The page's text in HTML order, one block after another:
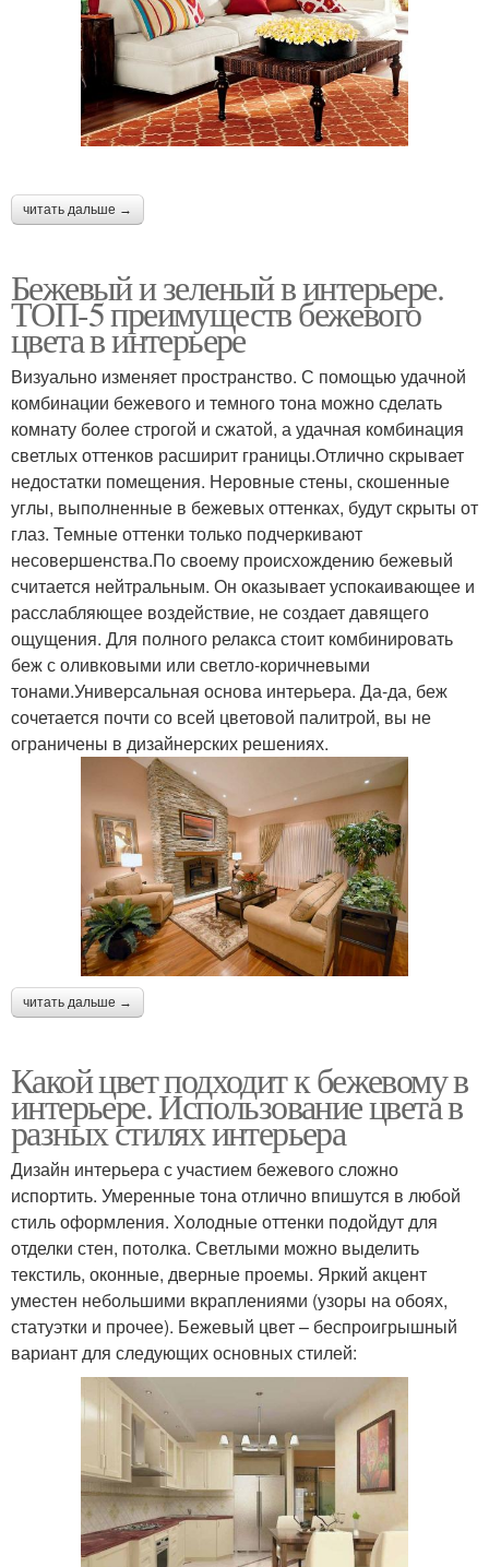
читать дальше →
Бежевый и зеленый в интерьере.
ТОП-5 преимуществ бежевого
цвета в интерьере
Визуально изменяет пространство. С помощью удачной
комбинации бежевого и темного тона можно сделать
комнату более строгой и сжатой, а удачная комбинация
светлых оттенков расширит границы.Отлично скрывает
недостатки помещения. Неровные стены, скошенные
углы, выполненные в бежевых оттенках, будут скрыты от
глаз. Темные оттенки только подчеркивают
несовершенства.По своему происхождению бежевый
считается нейтральным. Он оказывает успокаивающее и
расслабляющее воздействие, не создает давящего
ощущения. Для полного релакса стоит комбинировать
беж с оливковыми или светло-коричневыми
тонами.Универсальная основа интерьера. Да-да, беж
сочетается почти со всей цветовой палитрой, вы не
ограничены в дизайнерских решениях.
читать дальше →
Какой цвет подходит к бежевому в
интерьере. Использование цвета в
разных стилях интерьера
Дизайн интерьера с участием бежевого сложно
испортить. Умеренные тона отлично впишутся в любой
стиль оформления. Холодные оттенки подойдут для
отделки стен, потолка. Светлыми можно выделить
текстиль, оконные, дверные проемы. Яркий акцент
уместен небольшими вкраплениями (узоры на обоях,
статуэтки и прочее). Бежевый цвет – беспроигрышный
вариант для следующих основных стилей: